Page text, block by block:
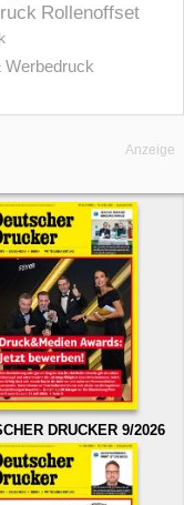
Rollenoffset
Werbedruck
Anzeige
DRUCKER 9/2026